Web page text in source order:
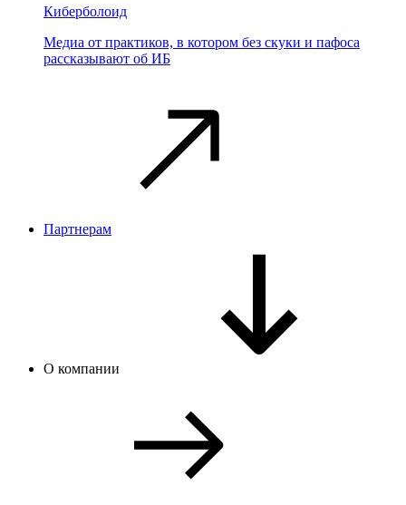
Киберболоид
Медиа от практиков, в котором без скуки и пафоса
рассказывают об ИБ
Партнерам
О компании